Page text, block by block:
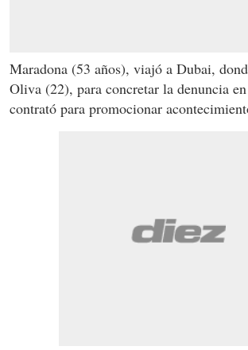
Maradona (53 años), viajó a Dubai,
Oliva (22), para concretar la denuncia
contrató para promocionar